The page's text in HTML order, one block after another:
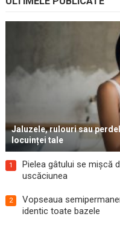
Jaluzele, rulouri sau
locuinței tale
1
Pielea gâtului se mișcă
uscăciunea
2
Vopseaua
identic toate bazele